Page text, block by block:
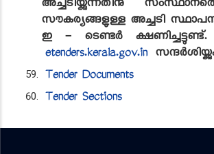
അച്ചടിയ്ക്കുന്നതിനു
സൗകര്യങ്ങളുള്ള അച്ചടി
ഇ - ടെണ്ടർ ക്ഷണിച്ചട്ടുണ്ട്.
etenders.kerala.gov.in
Tender Documents
Tender Sections